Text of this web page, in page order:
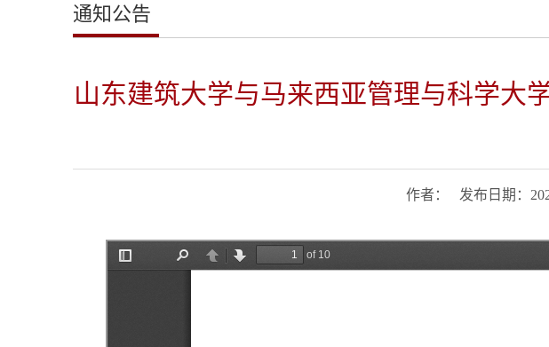
通知公告
山东建筑大学与马来西亚管理与科学大
作者： 发布日期：